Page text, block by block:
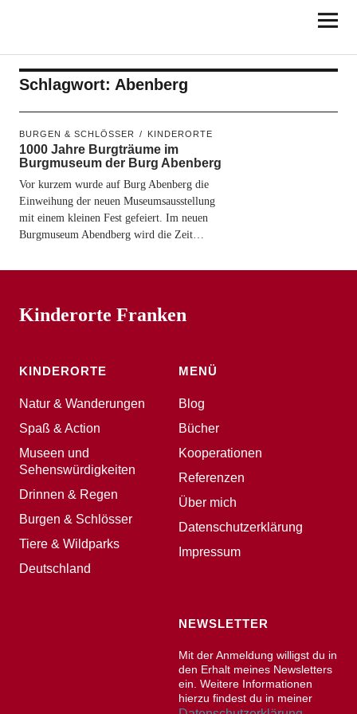
Schlagwort: Abenberg
BURGEN & SCHLÖSSER KINDERORTE
1000 Jahre Burgträume im
Burgmuseum der Burg Abenberg
Vor kurzem wurde auf Burg Abenberg die
Einweihung der neuen Museumsausstellung
mit einem kleinen Fest gefeiert. Im neuen
Burgmuseum Abendberg wird die Zeit…
Kinderorte Franken
KINDERORTE
Natur & Wanderungen
Spaß & Action
Museen und
Sehenswürdigkeiten
Drinnen & Regen
Burgen & Schlösser
Tiere & Wildparks
Deutschland
MENÜ
Blog
Bücher
Kooperationen
Referenzen
Über mich
Datenschutzerklärung
Impressum
NEWSLETTER
Mit der Anmeldung willigst du in
den Erhalt meines Newsletters
ein. Weitere Informationen
hierzu findest du in meiner